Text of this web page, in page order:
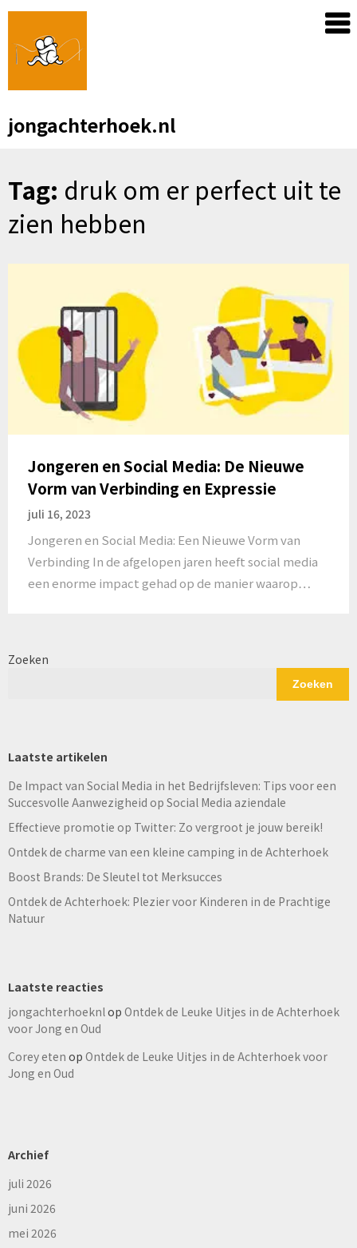
Skip
content
jongachterhoek.nl
Tag: druk om er perfect uit te
zien hebben
Jongeren en Social Media: De Nieuwe
Vorm van Verbinding en Expressie
juli 16, 2023
Jongeren en Social Media: Een Nieuwe Vorm van
Verbinding In de afgelopen jaren heeft social media
een enorme impact gehad op de manier waarop…
Zoeken
Zoeken
Laatste artikelen
De Impact van Social Media in het Bedrijfsleven: Tips voor een
Succesvolle Aanwezigheid op Social Media aziendale
Effectieve promotie op Twitter: Zo vergroot je jouw bereik!
Ontdek de charme van een kleine camping in de Achterhoek
Boost Brands: De Sleutel tot Merksucces
Ontdek de Achterhoek: Plezier voor Kinderen in de Prachtige
Natuur
Laatste reacties
jongachterhoeknlop Ontdek de Leuke Uitjes in de Achterhoek
voor Jong en Oud
Corey eten op Ontdek de Leuke Uitjes in de Achterhoek voor
Jong en Oud
Archief
juli 2026
juni 2026
mei 2026